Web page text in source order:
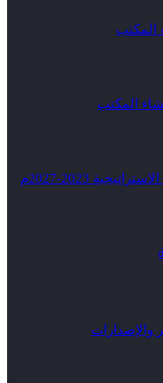
المكتب
المكتب
2023-2027م
والإصدارات